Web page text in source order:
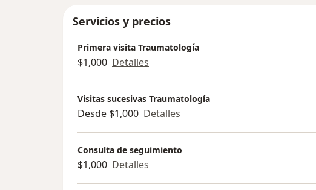
Servicios y precios
Primera visita Traumatología
$1,000 Detalles
Visitas sucesivas Traumatología
Desde $1,000 Detalles
Consulta de seguimiento
$1,000 Detalles